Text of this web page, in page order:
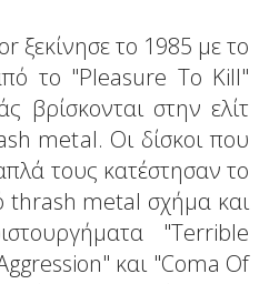
ξεκίνησε το 1985 με το
το "Pleasure To Kill"
βρίσκονται στην ελίτ
metal. Οι δίσκοι που
τους κατέστησαν το
thrash metal σχήμα και
"Terrible
και "Coma Of